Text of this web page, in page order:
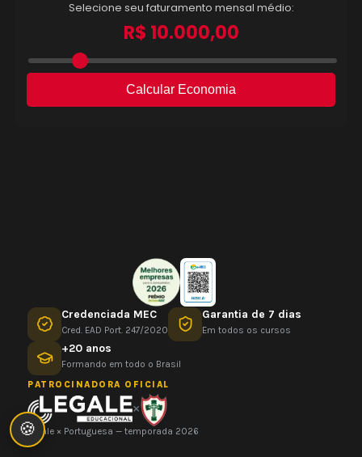
Credenciada MEC
Cred. EAD Port. 247/2020
Garantia de 7 dias
Em todos os cursos
+20 anos
Formando em todo o Brasil
PATROCINADORA OFICIAL
×
Legale × Portuguesa — temporada 2026
🍪